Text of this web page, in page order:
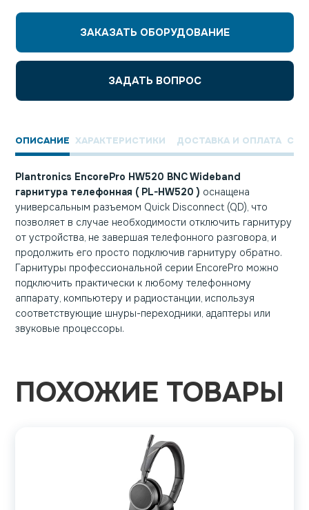
ЗАКАЗАТЬ ОБОРУДОВАНИЕ
ЗАДАТЬ ВОПРОС
ОПИСАНИЕ ХАРАКТЕРИСТИКИ ДОСТАВКА И ОПЛАТА
Plantronics EncorePro HW520 BNC Wideband
гарнитура телефонная ( PL-HW520 ) оснащена
универсальным разъемом Quick Disconnect (QD), что
позволяет в случае необходимости отключить гарнитуру
от устройства, не завершая телефонного разговора, и
продолжить его просто подключив гарнитуру обратно.
Гарнитуры профессиональной серии EncorePro можно
подключить практически к любому телефонному
аппарату, компьютеру и радиостанции, используя
соответствующие шнуры-переходники, адаптеры или
звуковые процессоры.
ПОХОЖИЕ ТОВАРЫ